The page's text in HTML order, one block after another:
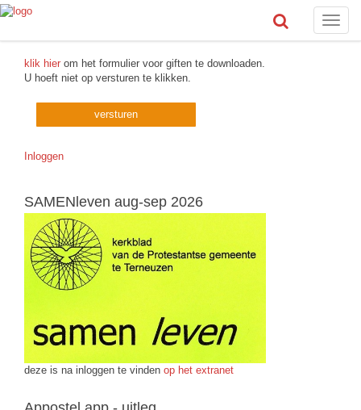
Toggle
klik hier om het formulier voor giften te downloaden.
U hoeft niet op versturen te klikken.
Inloggen
SAMENleven aug-sep 2026
deze is na inloggen te vinden op het extranet